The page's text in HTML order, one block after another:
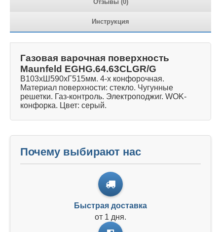
Отзывы (0)
Инструкция
Газовая варочная поверхность
Maunfeld EGHG.64.63CLGR/G
В103хШ590xГ515мм. 4-х конфорочная.
Материал поверхности: стекло. Чугунные
решетки. Газ-контроль. Электроподжиг. WOK-
конфорка. Цвет: серый.
Почему выбирают нас
Быстрая доставка
от 1 дня.